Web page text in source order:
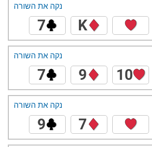
K
7
נקה את השורה
10
9
7
נקה את השורה
7
9
נקה את השורה